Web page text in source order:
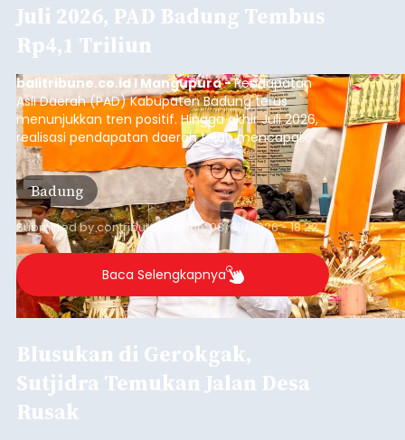
Juli 2026, PAD Badung Tembus
Rp4,1 Triliun
balitribune.co.id I Mangupura -Pendapatan
Asli Daerah (PAD) Kabupaten Badung terus
menunjukkan tren positif. Hingga akhir Juli 2026,
realisasi pendapatan daerah telah mencapai
Rp4,1 triliun atau rata-rata sekitar Rp730 miliar
per bulan, meningkat signifikan dibandingkan
rata-rata penerimaan sebelumnya yang berkisar
Rp350 miliar hingga Rp400 miliar per bulan.
Badung
Submitted bycontributor Sun, 08/09/2026 - 18:22
Baca Selengkapnya
Blusukan di Gerokgak,
Sutjidra Temukan Jalan Desa
Rusak